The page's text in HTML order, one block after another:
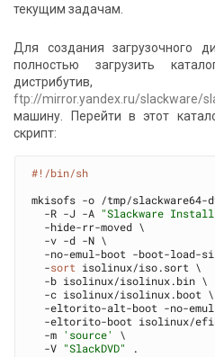
текущим задачам.
Для создания загрузочного
полностью загрузить
ftp://mirror.yandex.ru/slackware/
машину. Перейти в этот
скрипт:
#!/bin/sh
mkisofs -o /tmp/slackware64-
  -R -J -A
"Slackware
  -hide-rr-moved \
  -v -d -N \
-no-emul-boot -boot-load-
  -
sort isolinux/iso.sort \
  -b isolinux/isolinux.bin \
  -c isolinux/isolinux.boot \
-eltorito-alt-boot -no-
-eltorito-boot isolinux/
  -m
'source'
\
  -V
"SlackDVD"
.